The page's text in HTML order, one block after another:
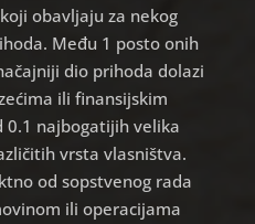
obavljaju za nekog
Među 1 posto onih
dio prihoda dolazi
ili finansijskim
najbogatijih velika
vrsta vlasništva.
od sopstvenog rada
ili operacijama